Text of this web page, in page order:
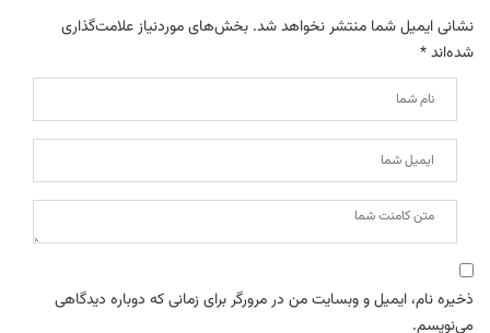
نشانی ایمیل شما منتشر نخواهد شد. بخش‌های موردنیاز علامت‌گذاری
شده‌اند*
ذخیره نام، ایمیل و وبسایت من در مرورگر برای زمانی که دوباره دیدگاهی
می‌نویسم.